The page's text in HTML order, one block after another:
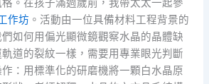
。在孩子滿週歲前，我帶太太一起參
作坊 。活動由一位具備材料工程背景的
如何用偏光顯微鏡觀察水晶的晶體缺
道的裂紋一樣，需要用專業眼光判斷
：用標準化的研磨機將一顆白水晶原